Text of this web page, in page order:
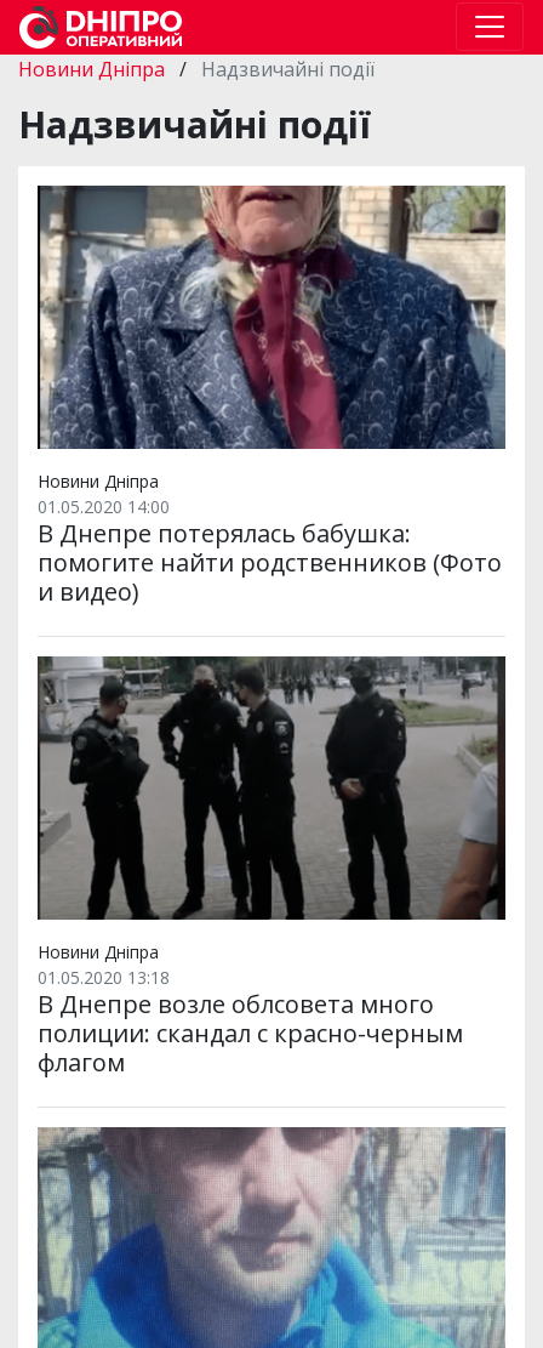
Новини Дніпра / Надзвичайні події
Надзвичайні події
Новини Дніпра
01.05.2020 14:00
В Днепре потерялась бабушка:
помогите найти родственников (Фото
и видео)
Новини Дніпра
01.05.2020 13:18
В Днепре возле облсовета много
полиции: скандал с красно-черным
флагом